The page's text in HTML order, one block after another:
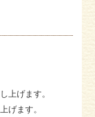
上げます。
げます。